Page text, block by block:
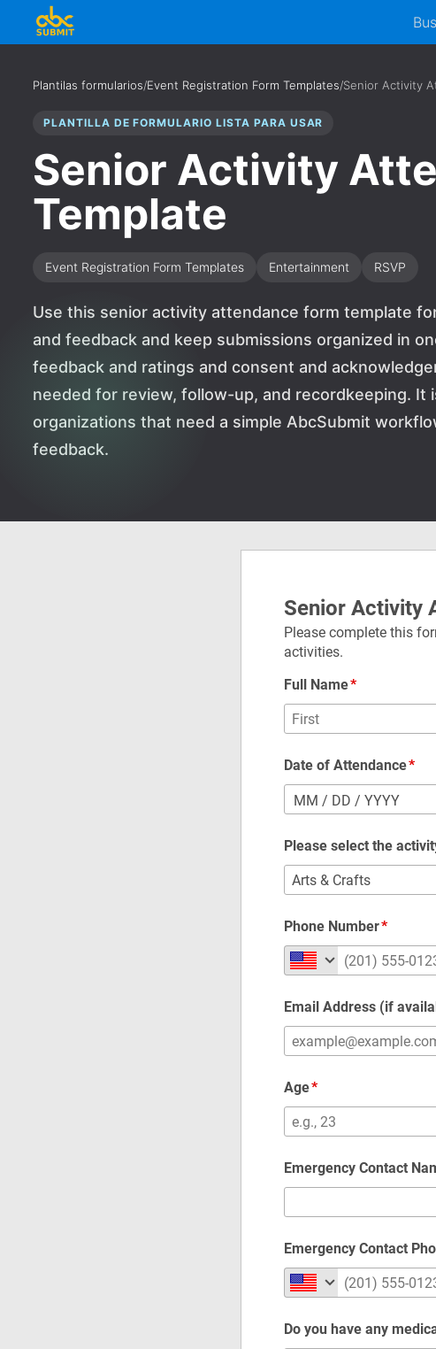
Plantilas formularios/Event Registration Form Templates/Senior Activity
PLANTILLA DE FORMULARIO LISTA PARA USAR
Senior Activity
Template
Event Registration Form Templates Entertainment RSVP
Use this senior activity attendance form template
and feedback and keep submissions organized in
feedback and ratings and consent and
needed for review, follow-up, and recordkeeping. It
organizations that need a simple AbcSubmit
feedback.